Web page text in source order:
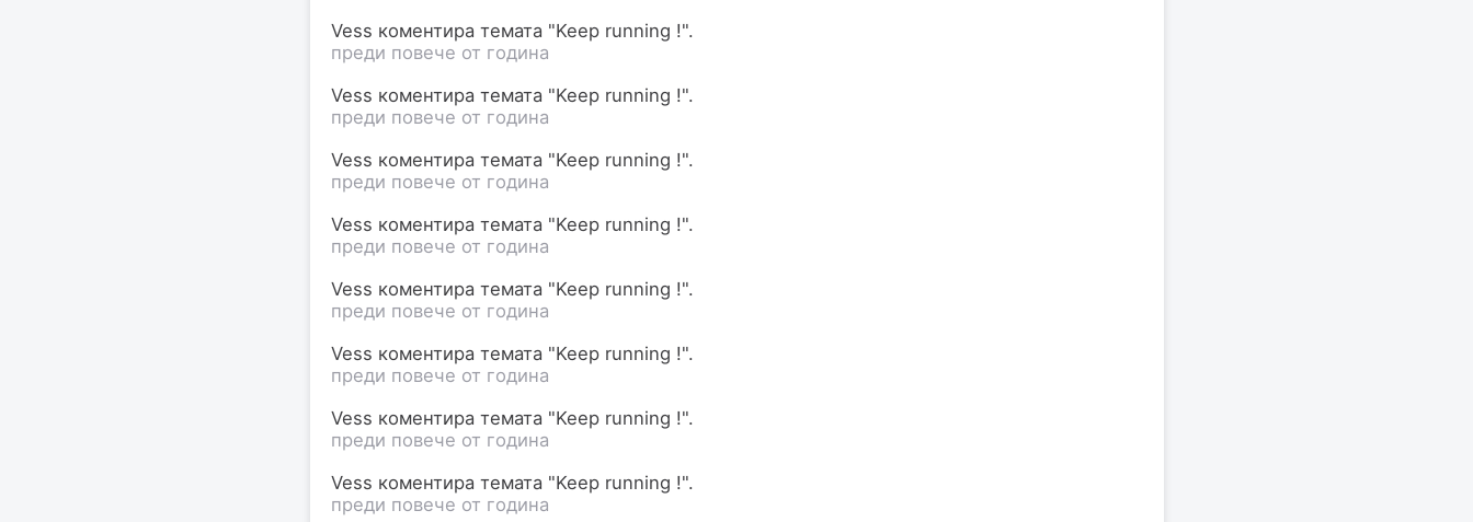
Vess коментира темата "Keep running !".
преди повече от година
Vess коментира темата "Keep running !".
преди повече от година
Vess коментира темата "Keep running !".
преди повече от година
Vess коментира темата "Keep running !".
преди повече от година
Vess коментира темата "Keep running !".
преди повече от година
Vess коментира темата "Keep running !".
преди повече от година
Vess коментира темата "Keep running !".
преди повече от година
Vess коментира темата "Keep running !".
преди повече от година